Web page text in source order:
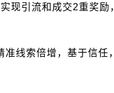
现引流和成交2重奖
线索倍增，基于信任